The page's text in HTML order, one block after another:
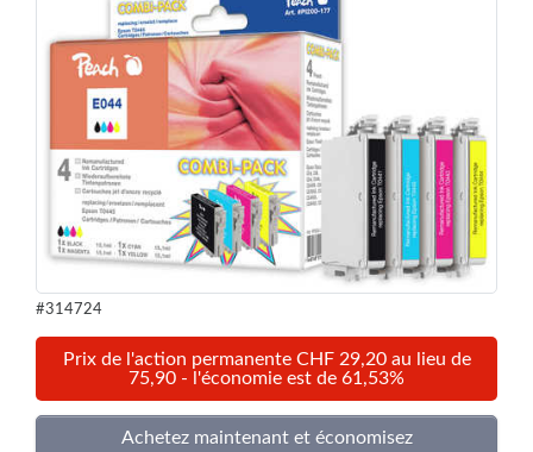
#314724
Prix de l'action permanente CHF 29,20 au lieu de
75,90 - l'économie est de 61,53%